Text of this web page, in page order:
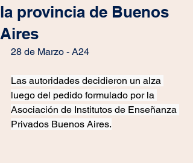
la provincia de Buenos
Aires
28 de Marzo - A24
Las autoridades decidieron un alza
luego del pedido formulado por la
Asociación de Institutos de Enseñanza
Privados Buenos Aires.